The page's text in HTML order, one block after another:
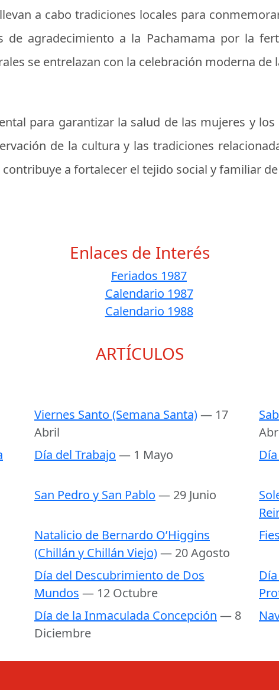
a cabo tradiciones locales para
de agradecimiento a la Pachamama por la
se entrelazan con la celebración moderna de
para garantizar la salud de las mujeres y
de la cultura y las tradiciones
a fortalecer el tejido social y familiar
Enlaces de Interés
Feriados 1987
Calendario 1987
Calendario 1988
ARTÍCULOS
Viernes Santo (Semana Santa)— 17
Abril
Día del Trabajo — 1 Mayo
San Pedro y San Pablo — 29 Junio
Natalicio de Bernardo O’Higgins
(Chillán y Chillán Viejo)— 20 Agosto
Día del Descubrimiento de Dos
Mundos — 12 Octubre
Día de la Inmaculada Concepción — 8
Diciembre